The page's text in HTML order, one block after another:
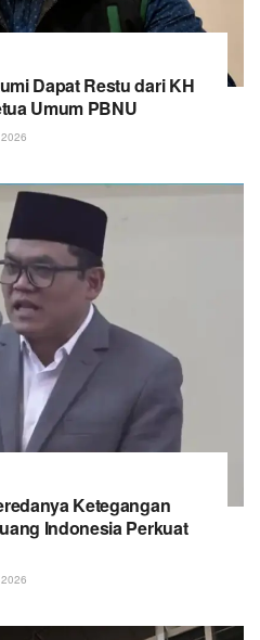
Dapat Restu dari KH
Umum PBNU
Ketegangan
Indonesia Perkuat